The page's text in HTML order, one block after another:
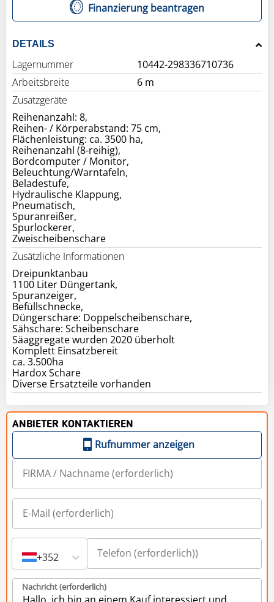
Finanzierung beantragen
DETAILS
Lagernummer
10442-298336710736
Arbeitsbreite
6 m
Zusatzgeräte
Reihenanzahl: 8,
Reihen- / Körperabstand: 75 cm,
Flächenleistung: ca. 3500 ha,
Reihenanzahl (8-reihig),
Bordcomputer / Monitor,
Beleuchtung/Warntafeln,
Beladestufe,
Hydraulische Klappung,
Pneumatisch,
Spuranreißer,
Spurlockerer,
Zweischeibenschare
Zusätzliche Informationen
Dreipunktanbau
1100 Liter Düngertank,
Spuranzeiger,
Befüllschnecke,
Düngerschare: Doppelscheibenschare,
Sähschare: Scheibenschare
Säaggregate wurden 2020 überholt
Komplett Einsatzbereit
ca. 3.500ha
Hardox Schare
Diverse Ersatzteile vorhanden
ANBIETER KONTAKTIEREN
Rufnummer anzeigen
+352
Nachricht (erforderlich)